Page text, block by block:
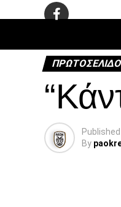
ΠΡΩΤΟΣΈΛΙΔΟ
Published
By